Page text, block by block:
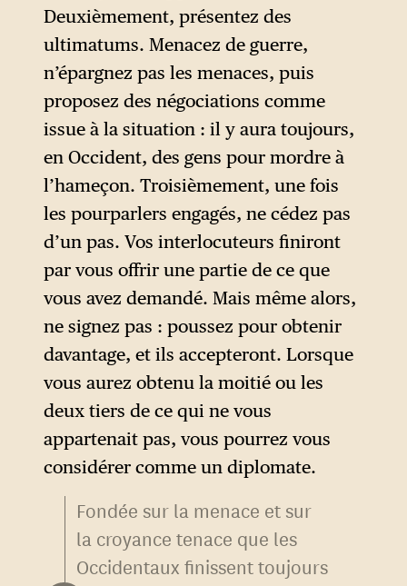
Deuxièmement, présentez des
ultimatums. Menacez de guerre,
n’épargnez pas les menaces, puis
proposez des négociations comme
issue à la situation : il y aura toujours,
en Occident, des gens pour mordre à
l’hameçon. Troisièmement, une fois
les pourparlers engagés, ne cédez pas
d’un pas. Vos interlocuteurs finiront
par vous offrir une partie de ce que
vous avez demandé. Mais même alors,
ne signez pas : poussez pour obtenir
davantage, et ils accepteront. Lorsque
vous aurez obtenu la moitié ou les
deux tiers de ce qui ne vous
appartenait pas, vous pourrez vous
considérer comme un diplomate.
Fondée sur la menace et sur
la croyance tenace que les
Occidentaux finissent toujours